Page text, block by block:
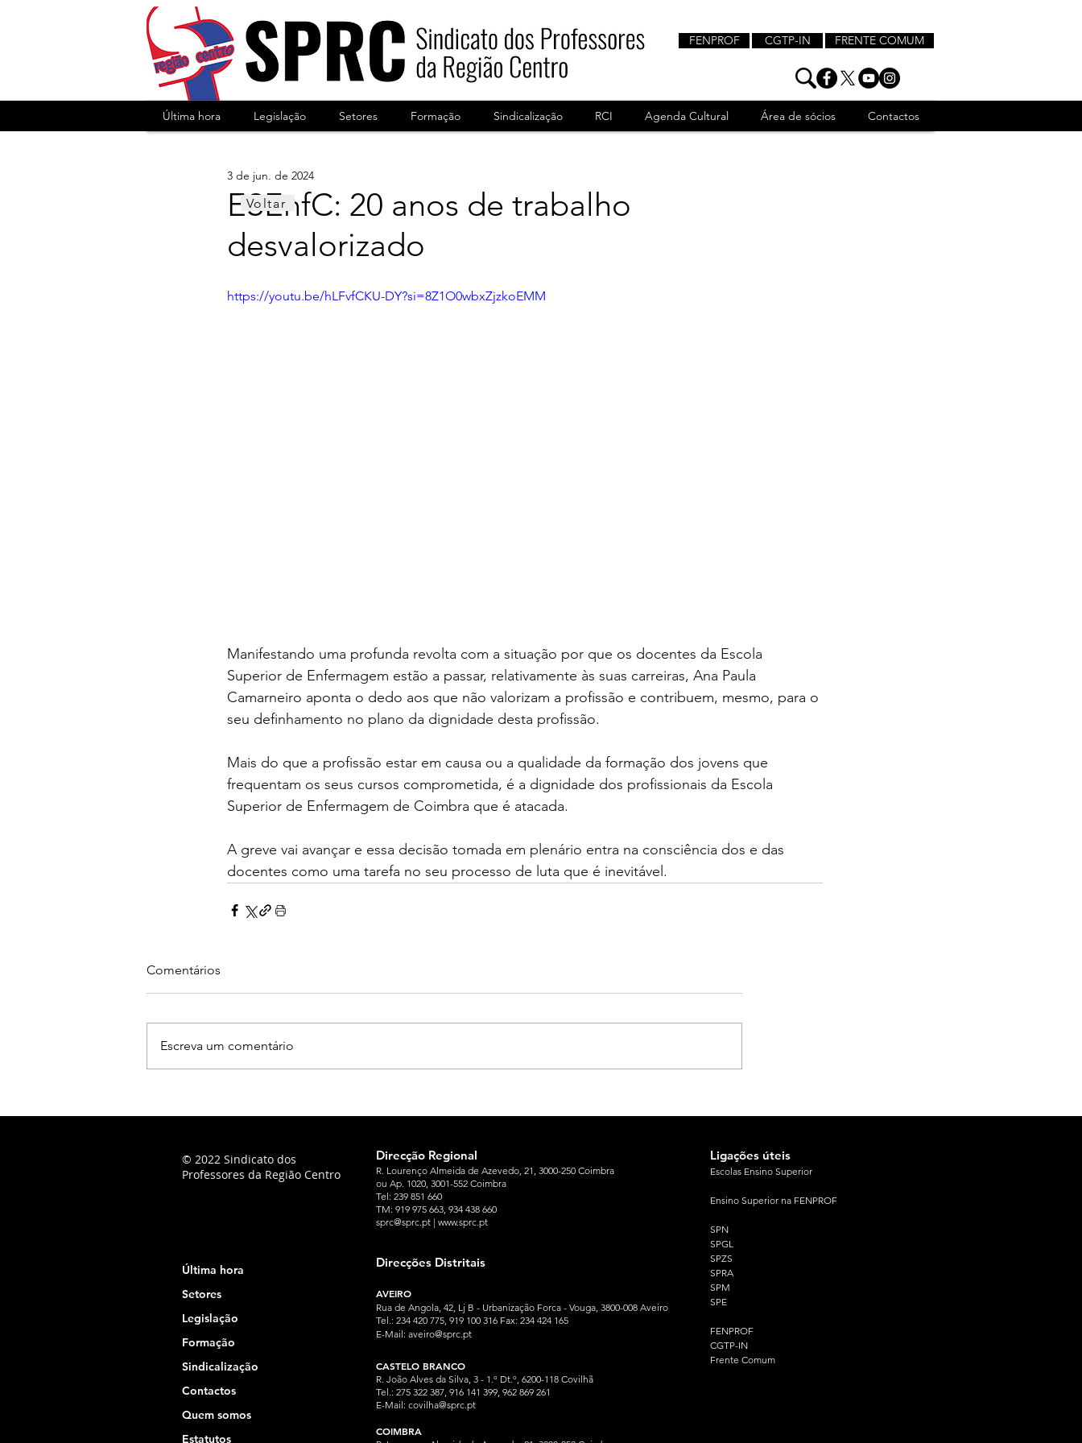
FENPROF CGTP-IN FRENTE COMUM
Última hora Legislação Setores Formação Sindicalização RCI Agenda Cultural Área de sócios Contactos
ESEnfC: 20 anos de trabalho
desvalorizado
3 de jun. de 2024
https://youtu.be/hLFvfCKU-DY?si=8Z1O0wbxZjzkoEMM
Manifestando uma profunda revolta com a situação por que os docentes da Escola
Superior de Enfermagem estão a passar, relativamente às suas carreiras, Ana Paula
Camarneiro aponta o dedo aos que não valorizam a profissão e contribuem, mesmo, para o
seu definhamento no plano da dignidade desta profissão.
Mais do que a profissão estar em causa ou a qualidade da formação dos jovens que
frequentam os seus cursos comprometida, é a dignidade dos profissionais da Escola
Superior de Enfermagem de Coimbra que é atacada.
A greve vai avançar e essa decisão tomada em plenário entra na consciência dos e das
docentes como uma tarefa no seu processo de luta que é inevitável.
Comentários
Escreva um comentário
Voltar
© 2022 Sindicato dos
Professores da Região Centro
Direcção Regional
R. Lourenço Almeida de Azevedo, 21, 3000-250 Coimbra
ou Ap. 1020, 3001-552 Coimbra
Tel: 239 851 660
TM: 919 975 663, 934 438 660
sprc@sprc.pt | www.sprc.pt
Última hora
Setores
Legislação
Formação
Sindicalização
Contactos
Quem somos
Estatutos
Direcções Distritais
AVEIRO
Rua de Angola, 42, Lj B - Urbanização Forca - Vouga, 3800-008 Aveiro
Tel.: 234 420 775, 919 100 316 Fax: 234 424 165
E-Mail: aveiro@sprc.pt
CASTELO BRANCO
R. João Alves da Silva, 3 - 1.º Dt.º, 6200-118 Covilhã
Tel.: 275 322 387, 916 141 399, 962 869 261
E-Mail: covilha@sprc.pt
COIMBRA
Ligações úteis
Escolas Ensino Superior
Ensino Superior na FENPROF
SPN
SPGL
SPZS
SPRA
SPM
SPE
FENPROF
CGTP-IN
Frente Comum